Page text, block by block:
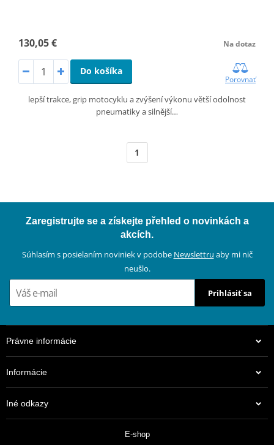
130,05 € Na dotaz
Do košíka
Porovnať
lepší trakce, grip motocyklu a zvýšení výkonu větší odolnost
pneumatiky a silnější…
1
Zaregistrujte se a získejte přehled o novinkách a
akcích.
Súhlasím s posielaním noviniek v podobe Newslettru aby mi nič
neušlo.
Prihlásiť sa
Právne informácie
Informácie
Iné odkazy
E-shop